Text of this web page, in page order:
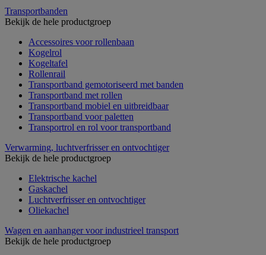
Transportbanden
Bekijk de hele productgroep
Accessoires voor rollenbaan
Kogelrol
Kogeltafel
Rollenrail
Transportband gemotoriseerd met banden
Transportband met rollen
Transportband mobiel en uitbreidbaar
Transportband voor paletten
Transportrol en rol voor transportband
Verwarming, luchtverfrisser en ontvochtiger
Bekijk de hele productgroep
Elektrische kachel
Gaskachel
Luchtverfrisser en ontvochtiger
Oliekachel
Wagen en aanhanger voor industrieel transport
Bekijk de hele productgroep